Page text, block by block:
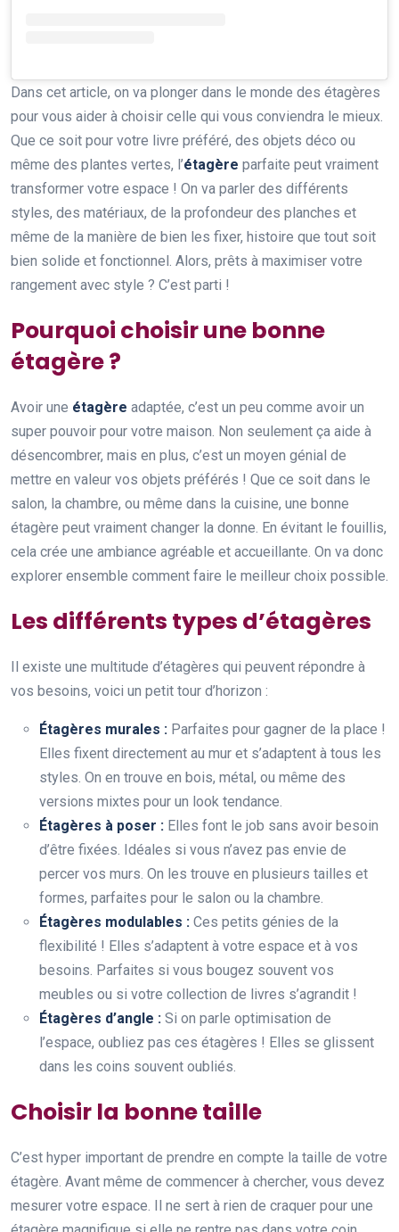
Dans cet article, on va plonger dans le monde des étagères
pour vous aider à choisir celle qui vous conviendra le mieux.
Que ce soit pour votre livre préféré, des objets déco ou
même des plantes vertes, l’étagère parfaite peut vraiment
transformer votre espace ! On va parler des différents
styles, des matériaux, de la profondeur des planches et
même de la manière de bien les fixer, histoire que tout soit
bien solide et fonctionnel. Alors, prêts à maximiser votre
rangement avec style ? C’est parti !
Pourquoi choisir une bonne
étagère ?
Avoir une étagère adaptée, c’est un peu comme avoir un
super pouvoir pour votre maison. Non seulement ça aide à
désencombrer, mais en plus, c’est un moyen génial de
mettre en valeur vos objets préférés ! Que ce soit dans le
salon, la chambre, ou même dans la cuisine, une bonne
étagère peut vraiment changer la donne. En évitant le fouillis,
cela crée une ambiance agréable et accueillante. On va donc
explorer ensemble comment faire le meilleur choix possible.
Les différents types d’étagères
Il existe une multitude d’étagères qui peuvent répondre à
vos besoins, voici un petit tour d’horizon :
Étagères murales : Parfaites pour gagner de la place !
Elles fixent directement au mur et s’adaptent à tous les
styles. On en trouve en bois, métal, ou même des
versions mixtes pour un look tendance.
Étagères à poser : Elles font le job sans avoir besoin
d’être fixées. Idéales si vous n’avez pas envie de
percer vos murs. On les trouve en plusieurs tailles et
formes, parfaites pour le salon ou la chambre.
Étagères modulables : Ces petits génies de la
flexibilité ! Elles s’adaptent à votre espace et à vos
besoins. Parfaites si vous bougez souvent vos
meubles ou si votre collection de livres s’agrandit !
Étagères d’angle : Si on parle optimisation de
l’espace, oubliez pas ces étagères ! Elles se glissent
dans les coins souvent oubliés.
Choisir la bonne taille
C’est hyper important de prendre en compte la taille de votre
étagère. Avant même de commencer à chercher, vous devez
mesurer votre espace. Il ne sert à rien de craquer pour une